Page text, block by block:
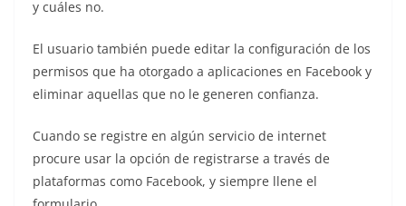
y cuáles no.
El usuario también puede editar la configuración de los
permisos que ha otorgado a aplicaciones en Facebook y
eliminar aquellas que no le generen confianza.
Cuando se registre en algún servicio de internet
procure usar la opción de registrarse a través de
plataformas como Facebook, y siempre llene el